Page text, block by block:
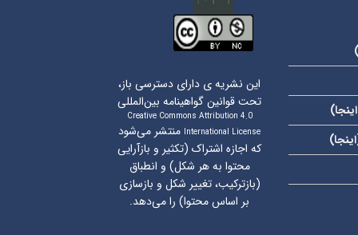
)
اینجا)
اینجا)
این نشریه ی دارای دسترسی باز،
تحت قوانین گواهینامه بین‌المللی
Creative Commons Attribution 4.0
International License منتشر می‌شود
که اجازه اشتراک (تکثیر و بازآرایی
محتوا به هر شکل) و انطباق
(بازترکیب، تغییر شکل و بازسازی
بر اساس محتوا) را می‌دهد.